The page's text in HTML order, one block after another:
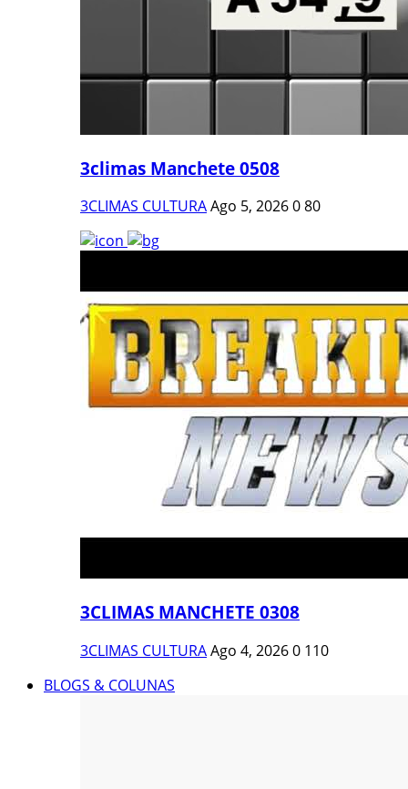
3climas Manchete 0508
3CLIMAS CULTURAAgo 5, 2026080
3CLIMAS MANCHETE 0308
3CLIMAS CULTURAAgo 4, 20260 110
BLOGS & COLUNAS